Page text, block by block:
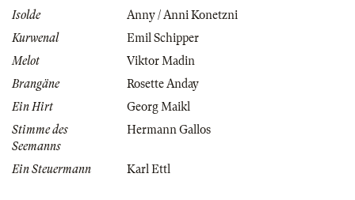
Isolde
Anny / Anni Konetzni
Kurwenal
Emil Schipper
Melot
Viktor Madin
Brangäne
Rosette Anday
Ein Hirt
Georg Maikl
Stimme des
Seemanns
Hermann Gallos
Ein Steuermann Karl Ettl